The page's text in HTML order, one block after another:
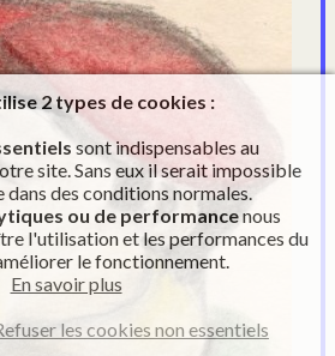
2 types de cookies :
sont indispensables au
site. Sans eux il serait impossible
des conditions normales.
ou de performancenous
l'utilisation et les performances du
le fonctionnement.
En savoir plus
les cookies non essentiels